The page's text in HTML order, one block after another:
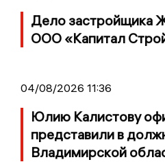
Дело застройщика
ООО «Капитал
04/08/2026 11:36
Юлию Калистову
представили в
Владимирской